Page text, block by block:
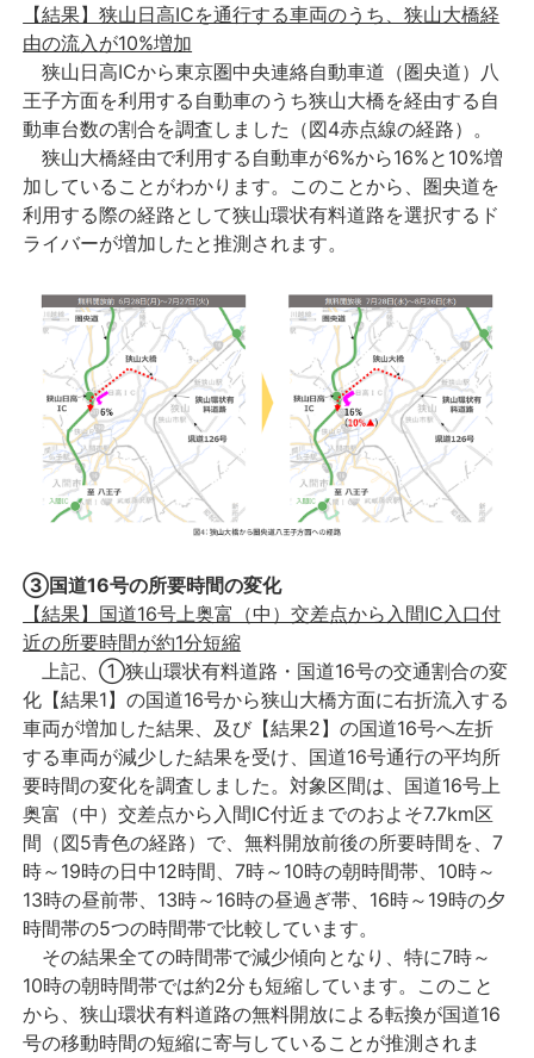
【結果】狭山日高ICを通行する車両のうち、狭山大橋経
由の流入が10%増加
狭山日高ICから東京圏中央連絡自動車道（圏央道）八
王子方面を利用する自動車のうち狭山大橋を経由する自
動車台数の割合を調査しました（図4赤点線の経路）。
狭山大橋経由で利用する自動車が6%から16%と10%増
加していることがわかります。このことから、圏央道を
利用する際の経路として狭山環状有料道路を選択するド
ライバーが増加したと推測されます。
③国道16号の所要時間の変化
【結果】国道16号上奥富（中）交差点から入間IC入口付
近の所要時間が約1分短縮
上記、①狭山環状有料道路・国道16号の交通割合の変
化【結果1】の国道16号から狭山大橋方面に右折流入する
車両が増加した結果、及び【結果2】の国道16号へ左折
する車両が減少した結果を受け、国道16号通行の平均所
要時間の変化を調査しました。対象区間は、国道16号上
奥富（中）交差点から入間IC付近までのおよそ7.7km区
間（図5青色の経路）で、無料開放前後の所要時間を、7
時～19時の日中12時間、7時～10時の朝時間帯、10時～
13時の昼前帯、13時～16時の昼過ぎ帯、16時～19時の夕
時間帯の5つの時間帯で比較しています。
その結果全ての時間帯で減少傾向となり、特に7時～
10時の朝時間帯では約2分も短縮しています。このこと
から、狭山環状有料道路の無料開放による転換が国道16
号の移動時間の短縮に寄与していることが推測されま